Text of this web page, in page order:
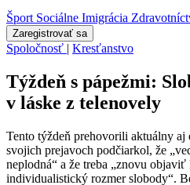
Šport Sociálne Imigrácia
Zaregistrovať sa
Spoločnosť | Kresťanstvo
Týždeň s pápežmi:
v láske z telenovely
Tento týždeň prehovorili aktuálny aj
svojich prejavoch podčiarkol, že
neplodná“ a že treba „znovu
individualistický rozmer slobody“.